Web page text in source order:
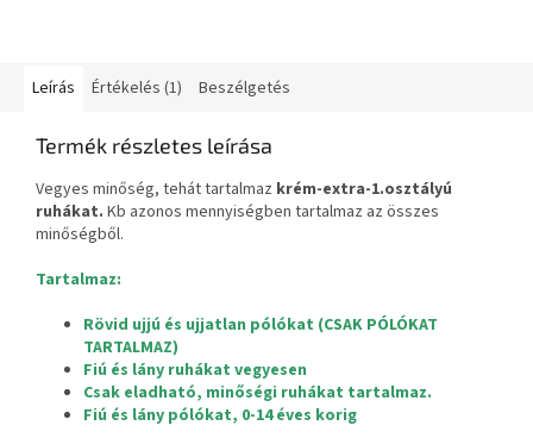
Leírás Értékelés (1) Beszélgetés
Termék részletes leírása
Vegyes minőség, tehát tartalmaz krém-extra-1.osztályú
ruhákat. Kb azonos mennyiségben tartalmaz az összes
minőségből.
Tartalmaz:
Rövid ujjú és ujjatlan pólókat (CSAK PÓLÓKAT
TARTALMAZ)
Fiú és lány ruhákat vegyesen
Csak eladható, minőségi ruhákat tartalmaz.
Fiú és lány pólókat, 0-14 éves korig